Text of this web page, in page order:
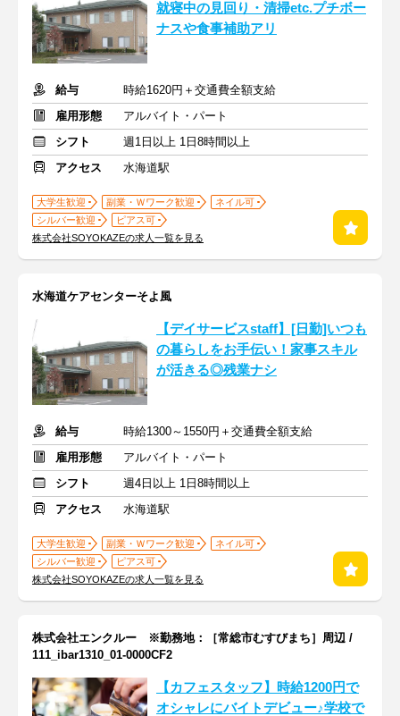
就寝中の見回り・清掃etc.プチボー
ナスや食事補助アリ
給与
時給1620円＋交通費全額支給
雇用形態
アルバイト・パート
シフト
週1日以上 1日8時間以上
アクセス
水海道駅
大学生歓迎 副業・Ｗワーク歓迎
ネイル可
シルバー歓迎
ピアス可
株式会社SOYOKAZEの求人一覧を見る
水海道ケアセンターそよ風
【デイサービスstaff】[日勤]いつも
の暮らしをお手伝い！家事スキル
が活きる◎残業ナシ
給与
時給1300～1550円＋交通費全額支給
雇用形態
アルバイト・パート
シフト
週4日以上 1日8時間以上
アクセス
水海道駅
大学生歓迎 副業・Ｗワーク歓迎
ネイル可
シルバー歓迎
ピアス可
株式会社SOYOKAZEの求人一覧を見る
株式会社エンクルー ※勤務地：［常総市むすびまち］周辺 /
111_ibar1310_01-0000CF2
【カフェスタッフ】時給1200円で
オシャレにバイトデビュー♪学校で